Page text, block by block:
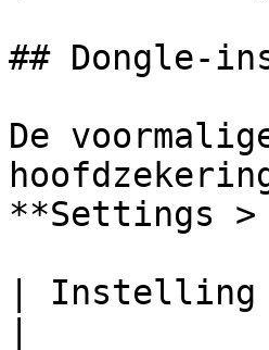
## Dongle-
De
**Settings >
| Instelling